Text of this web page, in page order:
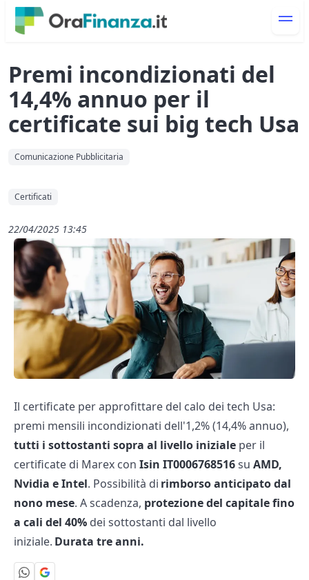
Premi incondizionati del
14,4% annuo per il
certificate sui big tech Usa
Comunicazione Pubblicitaria
Certificati
22/04/2025 13:45
Il certificate per approfittare del calo dei tech Usa:
premi mensili incondizionati dell'1,2% (14,4% annuo),
tutti i sottostanti sopra al livello iniziale per il
certificate di Marex con Isin IT0006768516su AMD,
Nvidia e Intel. Possibilità di rimborso anticipato dal
nono mese. A scadenza, protezione del capitale fino
a cali del 40% dei sottostanti dal livello
iniziale. Durata tre anni.